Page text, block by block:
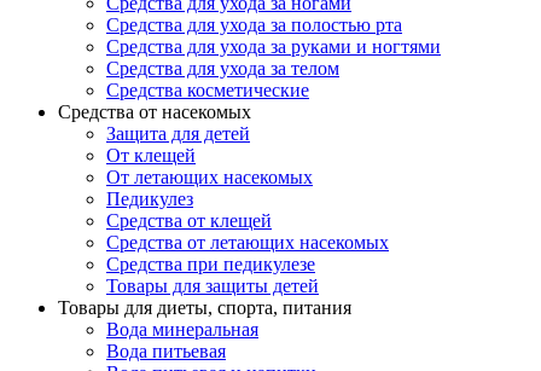
Средства для ухода за полостью рта
Средства для ухода за руками и ногтями
Средства для ухода за телом
Средства косметические
Средства от насекомых
Защита для детей
От клещей
От летающих насекомых
Педикулез
Средства от клещей
Средства от летающих насекомых
Средства при педикулезе
Товары для защиты детей
Товары для диеты, спорта, питания
Вода минеральная
Вода питьевая